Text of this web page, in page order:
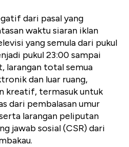
dari pasal yang
waktu siaran iklan
yang semula dari pukul
pukul 23:00 sampai
larangan total semua
dan luar ruang,
kreatif, termasuk untuk
dari pembalasan umur
larangan peliputan
jawab sosial (CSR) dari